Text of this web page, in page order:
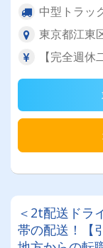
中型トラッ
東京都江東
【完全週
＜2t配送ドラ
帯の配送！【